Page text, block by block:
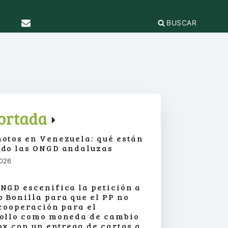
BUSCAR
LA COORDINADORA
la ciudadanía global
Feminista
Antiacoso
de
y
igualdad
en Venezuela: qué están
las ONGD andaluzas
escenifica la petición a
Bonilla para que el PP no
para el
como moneda de cambio
con un entrega de cartas a